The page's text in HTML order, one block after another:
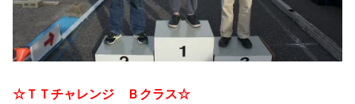
☆ＴＴチャレンジ Ｂクラス☆